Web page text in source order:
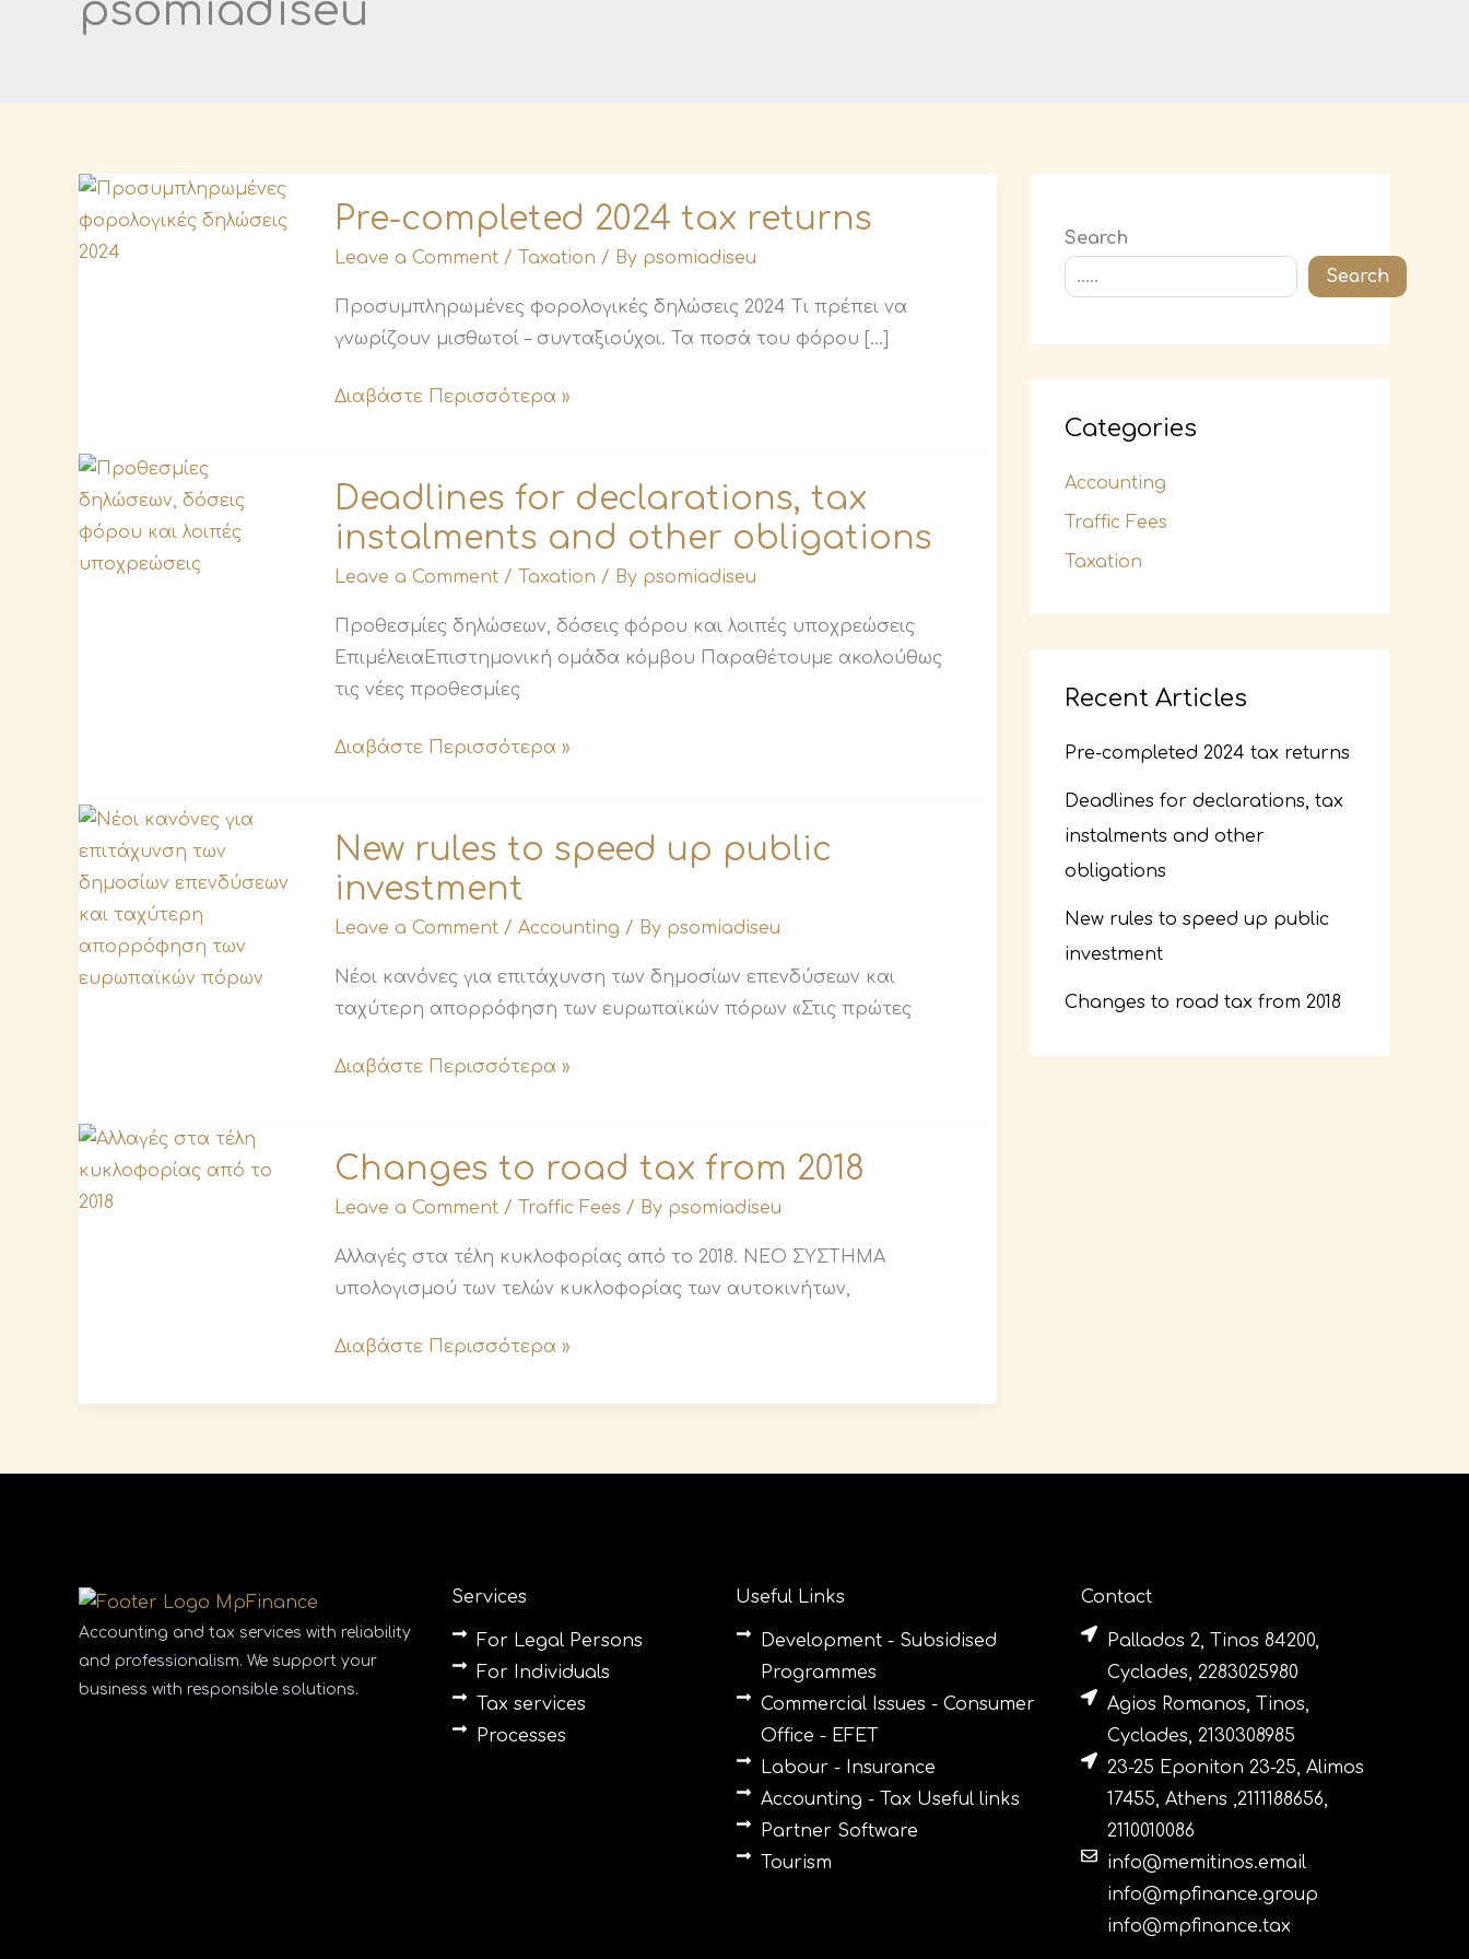
psomiadiseu
Pre-completed 2024 tax returns
Leave a Comment / Taxation / By psomiadiseu
Προσυμπληρωμένες φορολογικές δηλώσεις 2024 Τι πρέπει να
γνωρίζουν μισθωτοί – συνταξιούχοι. Τα ποσά του φόρου […]
completed
2024
returns
Διαβάστε Περισσότερα »
Deadlines for declarations, tax
instalments and other obligations
Leave a Comment / Taxation / By psomiadiseu
Προθεσμίες δηλώσεων, δόσεις φόρου και λοιπές υποχρεώσεις
ΕπιμέλειαΕπιστημονική ομάδα κόμβου Παραθέτουμε ακολούθως
τις νέες προθεσμίες
for
declarations,
and
other
obligations
Διαβάστε Περισσότερα »
New rules to speed up public
investment
Leave a Comment / Accounting / By psomiadiseu
Νέοι κανόνες για επιτάχυνση των δημοσίων επενδύσεων και
ταχύτερη απορρόφηση των ευρωπαϊκών πόρων «Στις πρώτες
rules
to
public
investment
Διαβάστε Περισσότερα »
Changes to road tax from 2018
Leave a Comment / Traffic Fees / By psomiadiseu
Αλλαγές στα τέλη κυκλοφορίας από το 2018. ΝΕΟ ΣΥΣΤΗΜΑ
υπολογισμού των τελών κυκλοφορίας των αυτοκινήτων,
to
road
from
2018
Διαβάστε Περισσότερα »
Search
Search
Categories
Accounting
Traffic Fees
Taxation
Recent Articles
Pre-completed 2024 tax returns
Deadlines for declarations, tax
instalments and other
obligations
New rules to speed up public
investment
Changes to road tax from 2018
Accounting and tax services with reliability
and professionalism. We support your
business with responsible solutions.
Services
For Legal Persons
For Individuals
Tax services
Processes
Useful Links
Development - Subsidised
Programmes
Commercial Issues - Consumer
Office - EFET
Labour - Insurance
Accounting - Tax Useful links
Partner Software
Tourism
Contact
Pallados 2, Tinos 84200,
Cyclades, 2283025980
Agios Romanos, Tinos,
Cyclades, 2130308985
23-25 Eponiton 23-25, Alimos
17455, Athens ,2111188656,
2110010086
info@memitinos.email
info@mpfinance.group
info@mpfinance.tax